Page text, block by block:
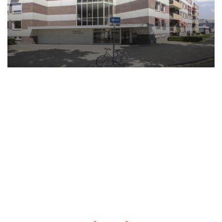
Slaapkamer circa 25 m2 met half open
doucheruimte en wastafelmeubel.
De slaapkamer is voorzien een vaste luxe
kastenwand.
Het appartement is voor het grootste gedeelte